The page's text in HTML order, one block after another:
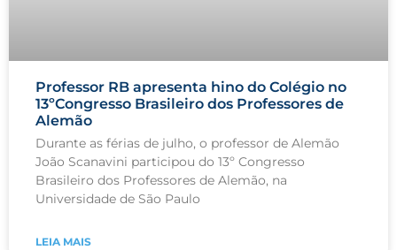
Professor RB apresenta hino do Colégio no
13ºCongresso Brasileiro dos Professores de
Alemão
Durante as férias de julho, o professor de Alemão
João Scanavini participou do 13º Congresso
Brasileiro dos Professores de Alemão, na
Universidade de São Paulo
LEIA MAIS